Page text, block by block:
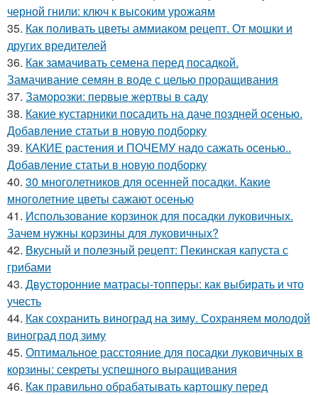
черной гнили: ключ к высоким урожаям
35. Как поливать цветы аммиаком рецепт. От мошки и
других вредителей
36. Как замачивать семена перед посадкой.
Замачивание семян в воде с целью проращивания
37. Заморозки: первые жертвы в саду
38. Какие кустарники посадить на даче поздней осенью.
Добавление статьи в новую подборку
39. КАКИЕ растения и ПОЧЕМУ надо сажать осенью..
Добавление статьи в новую подборку
40. 30 многолетников для осенней посадки. Какие
многолетние цветы сажают осенью
41. Использование корзинок для посадки луковичных.
Зачем нужны корзины для луковичных?
42. Вкусный и полезный рецепт: Пекинская капуста с
грибами
43. Двусторонние матрасы-топперы: как выбирать и что
учесть
44. Как сохранить виноград на зиму. Сохраняем молодой
виноград под зиму
45. Оптимальное расстояние для посадки луковичных в
корзины: секреты успешного выращивания
46. Как правильно обрабатывать картошку перед